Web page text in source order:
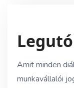
Amit minden
munkavállalói